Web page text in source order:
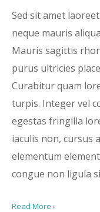
Sed sit amet
neque mauris
Mauris sagittis
purus ultricies
Curabitur quam
turpis. Integer vel
egestas fringilla
iaculis non, cursus
elementum
congue non ligula
Read More ›